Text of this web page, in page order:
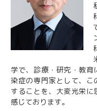
学で、診療・研究・教
染症の専門家として、
することを、大変光栄に
感じております。